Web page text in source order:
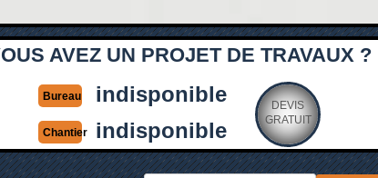
AVEZ UN PROJET DE TRAVAUX ?
Bureau indisponible
Chantier indisponible
DEVIS
GRATUIT